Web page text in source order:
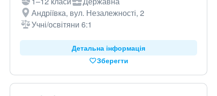
Андріївка, вул. Незалежності, 2
Учні/освітяни 6:1
Детальна інформація
Зберегти